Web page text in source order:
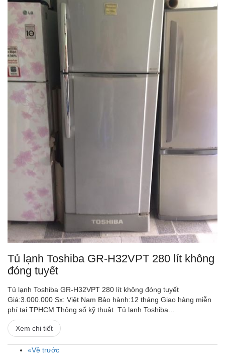
Tủ lạnh Toshiba GR-H32VPT 280 lít không
đóng tuyết
Tủ lạnh Toshiba GR-H32VPT 280 lít không đóng tuyết
Giá:3.000.000 Sx: Việt Nam Bảo hành:12 tháng Giao hàng miễn
phí tại TPHCM Thông số kỹ thuật Tủ lạnh Toshiba...
Xem chi tiết
«Về trước